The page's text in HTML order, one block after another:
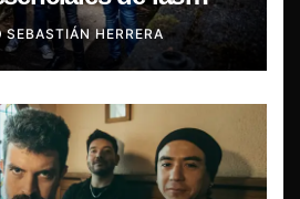
doom
SEBASTIÁN HERRERA